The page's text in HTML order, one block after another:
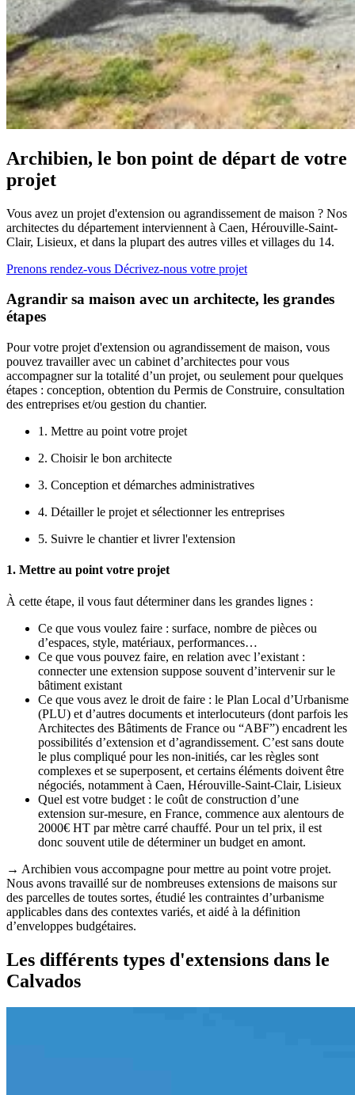
Archibien, le bon point de départ de votre
projet
Vous avez un projet d'extension ou agrandissement de maison ? Nos
architectes du département interviennent à Caen, Hérouville-Saint-
Clair, Lisieux, et dans la plupart des autres villes et villages du 14.
Prenons rendez-vous Décrivez-nous votre projet
Agrandir sa maison avec un architecte, les grandes
étapes
Pour votre projet d'extension ou agrandissement de maison, vous
pouvez travailler avec un cabinet d’architectes pour vous
accompagner sur la totalité d’un projet, ou seulement pour quelques
étapes : conception, obtention du Permis de Construire, consultation
des entreprises et/ou gestion du chantier.
1. Mettre au point votre projet
2. Choisir le bon architecte
3. Conception et démarches administratives
4. Détailler le projet et sélectionner les entreprises
5. Suivre le chantier et livrer l'extension
1. Mettre au point votre projet
À cette étape, il vous faut déterminer dans les grandes lignes :
Ce que vous voulez faire : surface, nombre de pièces ou
d’espaces, style, matériaux, performances…
Ce que vous pouvez faire, en relation avec l’existant :
connecter une extension suppose souvent d’intervenir sur le
bâtiment existant
Ce que vous avez le droit de faire : le Plan Local d’Urbanisme
(PLU) et d’autres documents et interlocuteurs (dont parfois les
Architectes des Bâtiments de France ou “ABF”) encadrent les
possibilités d’extension et d’agrandissement. C’est sans doute
le plus compliqué pour les non-initiés, car les règles sont
complexes et se superposent, et certains éléments doivent être
négociés, notamment à Caen, Hérouville-Saint-Clair, Lisieux
Quel est votre budget : le coût de construction d’une
extension sur-mesure, en France, commence aux alentours de
2000€ HT par mètre carré chauffé. Pour un tel prix, il est
donc souvent utile de déterminer un budget en amont.
→ Archibien vous accompagne pour mettre au point votre projet.
Nous avons travaillé sur de nombreuses extensions de maisons sur
des parcelles de toutes sortes, étudié les contraintes d’urbanisme
applicables dans des contextes variés, et aidé à la définition
d’enveloppes budgétaires.
Les différents types d'extensions dans le
Calvados